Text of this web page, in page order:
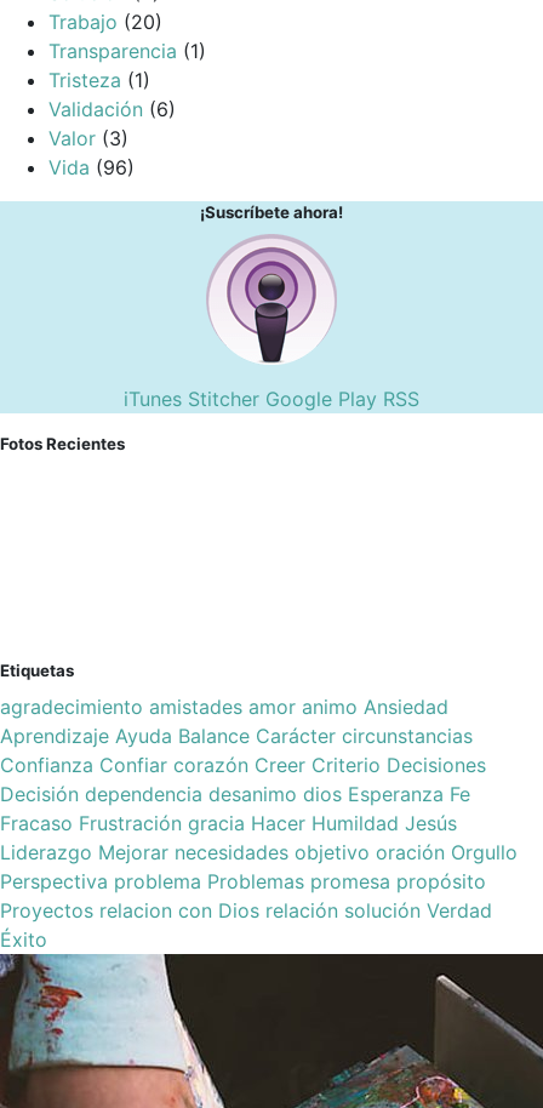
Trabajo (20)
Transparencia (1)
Tristeza (1)
Validación (6)
Valor (3)
Vida (96)
¡Suscríbete ahora!
iTunes Stitcher Google Play RSS
Fotos Recientes
Etiquetas
agradecimiento amistades amor animo Ansiedad
Aprendizaje Ayuda Balance Carácter circunstancias
Confianza Confiar corazón Creer Criterio Decisiones
Decisión dependencia desanimo dios Esperanza Fe
Fracaso Frustración gracia Hacer Humildad Jesús
Liderazgo Mejorar necesidades objetivo oración Orgullo
Perspectiva problema Problemas promesa propósito
Proyectos relacion con Dios relación solución Verdad
Éxito